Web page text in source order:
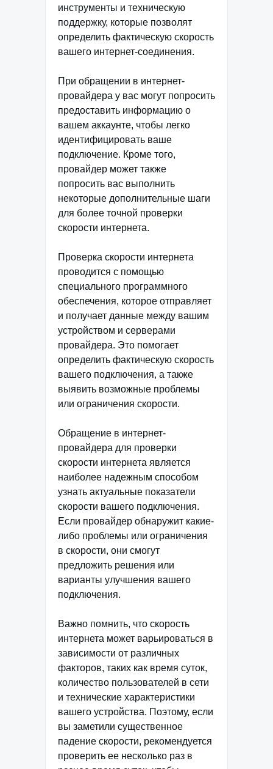
инструменты и техническую
поддержку, которые позволят
определить фактическую скорость
вашего интернет-соединения.
При обращении в интернет-
провайдера у вас могут попросить
предоставить информацию о
вашем аккаунте, чтобы легко
идентифицировать ваше
подключение. Кроме того,
провайдер может также
попросить вас выполнить
некоторые дополнительные шаги
для более точной проверки
скорости интернета.
Проверка скорости интернета
проводится с помощью
специального программного
обеспечения, которое отправляет
и получает данные между вашим
устройством и серверами
провайдера. Это помогает
определить фактическую скорость
вашего подключения, а также
выявить возможные проблемы
или ограничения скорости.
Обращение в интернет-
провайдера для проверки
скорости интернета является
наиболее надежным способом
узнать актуальные показатели
скорости вашего подключения.
Если провайдер обнаружит какие-
либо проблемы или ограничения
в скорости, они смогут
предложить решения или
варианты улучшения вашего
подключения.
Важно помнить, что скорость
интернета может варьироваться в
зависимости от различных
факторов, таких как время суток,
количество пользователей в сети
и технические характеристики
вашего устройства. Поэтому, если
вы заметили существенное
падение скорости, рекомендуется
проверить ее несколько раз в